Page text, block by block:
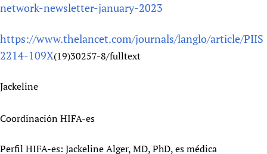
network-newsletter-january-2023
https://www.thelancet.com/journals/langlo/article/PIIS
2214-109X(19)30257-8/fulltext
Jackeline
Coordinación HIFA-es
Perfil HIFA-es: Jackeline Alger, MD, PhD, es médica